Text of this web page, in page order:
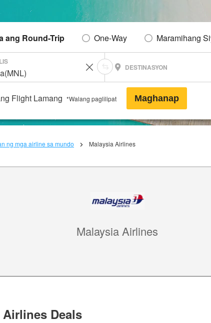
ang Round-Trip One-Way Maramihang
DESTINASYON
Flight Lamang *Walang paglilipat Maghanap
ng mga airline sa mundo Malaysia Airlines
Malaysia Airlines
Deals